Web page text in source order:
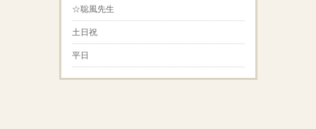
☆聡風先生
土日祝
平日